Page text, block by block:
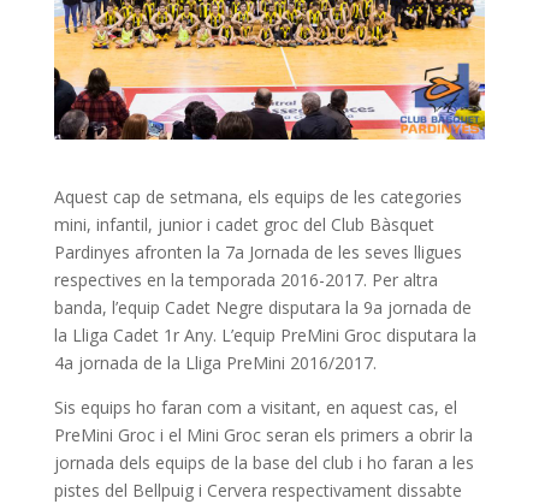
Aquest cap de setmana, els equips de les categories
mini, infantil, junior i cadet groc del Club Bàsquet
Pardinyes afronten la 7a Jornada de les seves lligues
respectives en la temporada 2016-2017. Per altra
banda, l’equip Cadet Negre disputara la 9a jornada de
la Lliga Cadet 1r Any. L’equip PreMini Groc disputara la
4a jornada de la Lliga PreMini 2016/2017.
Sis equips ho faran com a visitant, en aquest cas, el
PreMini Groc i el Mini Groc seran els primers a obrir la
jornada dels equips de la base del club i ho faran a les
pistes del Bellpuig i Cervera respectivament dissabte